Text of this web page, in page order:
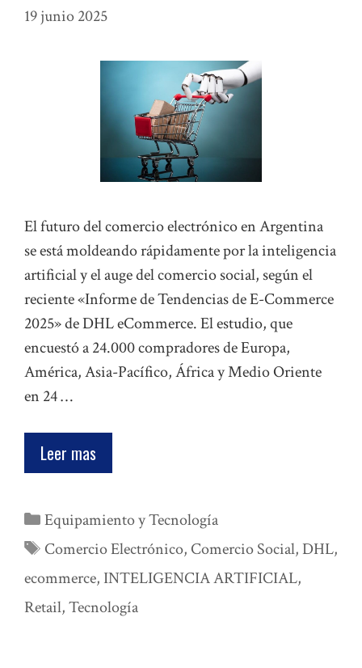
19 junio 2025
El futuro del comercio electrónico en Argentina
se está moldeando rápidamente por la inteligencia
artificial y el auge del comercio social, según el
reciente «Informe de Tendencias de E-Commerce
2025» de DHL eCommerce. El estudio, que
encuestó a 24.000 compradores de Europa,
América, Asia-Pacífico, África y Medio Oriente
en 24 …
Leer mas
Categorías
Equipamiento y Tecnología
Etiquetas
Comercio Electrónico, Comercio Social,DHL,
ecommerce, INTELIGENCIA ARTIFICIAL,
Retail,Tecnología